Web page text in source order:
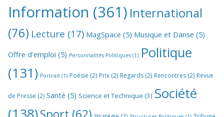
Information (361) International
(76) Lecture (17) MagSpace (5) Musique et Danse (5)
Offre d'emploi (5) Personnalités Politiques (1) Politique
(131) Portrait (1) Poésie (2) Prix (2) Regards (2) Rencontres (2) Revue
de Presse (2) Santé (5) Science et Technique (3) Société
(138)Sport (62)